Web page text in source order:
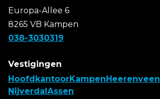
Europa-Allee 6
8265 VB Kampen
038-3030319
Vestigingen
HoofdkantoorKampen Heerenveen
Nijverdal Assen